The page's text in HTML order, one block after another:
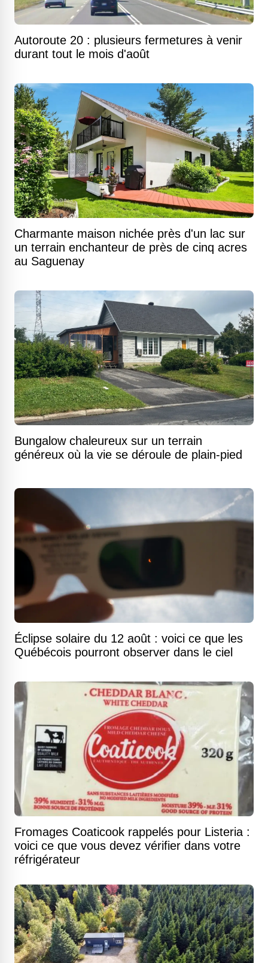
Autoroute 20 : plusieurs fermetures à venir
durant tout le mois d'août
Charmante maison nichée près d'un lac sur
un terrain enchanteur de près de cinq acres
au Saguenay
Bungalow chaleureux sur un terrain
généreux où la vie se déroule de plain-pied
Éclipse solaire du 12 août : voici ce que les
Québécois pourront observer dans le ciel
Fromages Coaticook rappelés pour Listeria :
voici ce que vous devez vérifier dans votre
réfrigérateur